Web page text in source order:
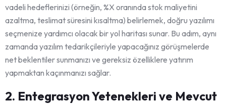
vadeli hedeflerinizi (örneğin, %X oranında stok maliyetini
azaltma, teslimat süresini kısaltma) belirlemek, doğru yazılımı
seçmenize yardımcı olacak bir yol haritası sunar. Bu adım, aynı
zamanda yazılım tedarikçileriyle yapacağınız görüşmelerde
net beklentiler sunmanızı ve gereksiz özelliklere yatırım
yapmaktan kaçınmanızı sağlar.
2. Entegrasyon Yetenekleri ve Mevcut